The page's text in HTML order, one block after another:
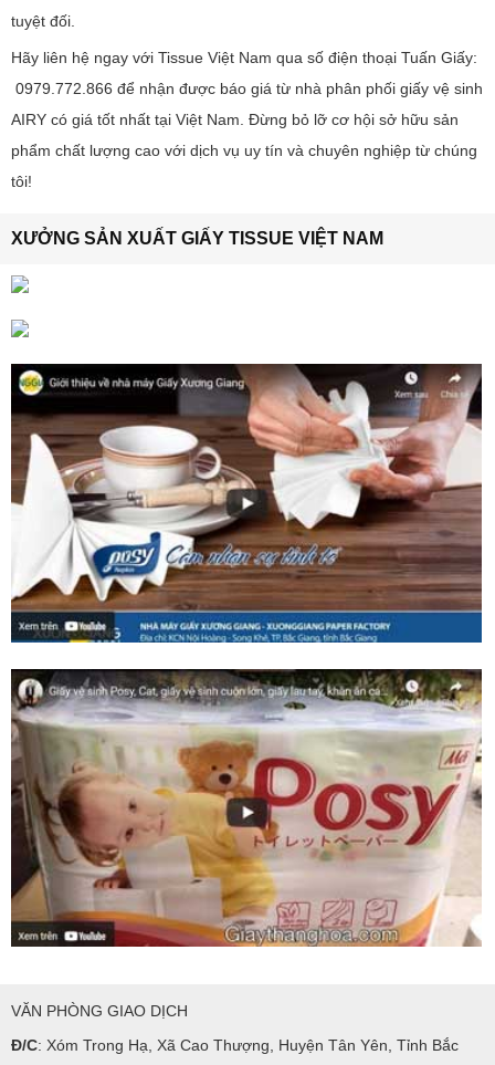
tuyệt đối.
Hãy liên hệ ngay với Tissue Việt Nam qua số điện thoại Tuấn Giấy:
0979.772.866 để nhận được báo giá từ nhà phân phối giấy vệ sinh
AIRY có giá tốt nhất tại Việt Nam. Đừng bỏ lỡ cơ hội sở hữu sản
phẩm chất lượng cao với dịch vụ uy tín và chuyên nghiệp từ chúng
tôi!
XƯỞNG SẢN XUẤT GIẤY TISSUE VIỆT NAM
VĂN PHÒNG GIAO DỊCH
Đ/C: Xóm Trong Hạ, Xã Cao Thượng, Huyện Tân Yên, Tỉnh Bắc